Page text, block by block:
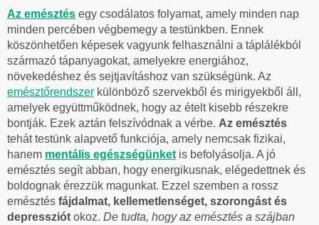
Az emésztés egy csodálatos folyamat, amely minden nap
minden percében végbemegy a testünkben. Ennek
köszönhetően képesek vagyunk felhasználni a táplálékból
származó tápanyagokat, amelyekre energiához,
növekedéshez és sejtjavításhoz van szükségünk. Az
emésztőrendszer különböző szervekből és mirigyekből áll,
amelyek együttműködnek, hogy az ételt kisebb részekre
bontják. Ezek aztán felszívódnak a vérbe. Az emésztés
tehát testünk alapvető funkciója, amely nemcsak fizikai,
hanem mentális egészségünket is befolyásolja. A jó
emésztés segít abban, hogy energikusnak, elégedettnek és
boldognak érezzük magunkat. Ezzel szemben a rossz
emésztés fájdalmat, kellemetlenséget, szorongást és
depressziót okoz. De tudta, hogy az emésztés a szájban